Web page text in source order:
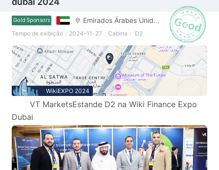
Gold Sponsors Emirados Árabes Unidos
Tempo de exibição：2024-11-27 Cabina： D2
WikiEXPO 2024
VT MarketsEstande D2 na Wiki Finance Expo
Dubai